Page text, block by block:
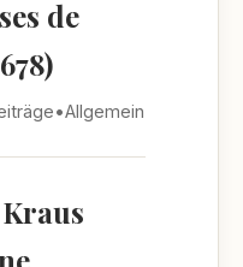
de
•Allgemein